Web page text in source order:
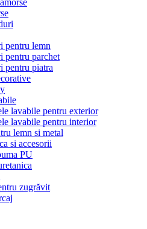
pentru lemn
pentru parchet
pentru piatra
lavabile pentru exterior
lavabile pentru interior
lemn si metal
si accesorii
PU
zugrăvit